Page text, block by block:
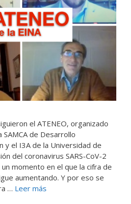
el ATENEO, organizado
SAMCA de Desarrollo
y el I3A de la Universidad de
del coronavirus SARS-CoV-2
momento en el que la cifra de
aumentando. Y por eso se
… Leer más